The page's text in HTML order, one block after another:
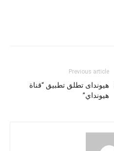
Previous article
هيونداى تطلق تطبيق “قناة
هيونداي”